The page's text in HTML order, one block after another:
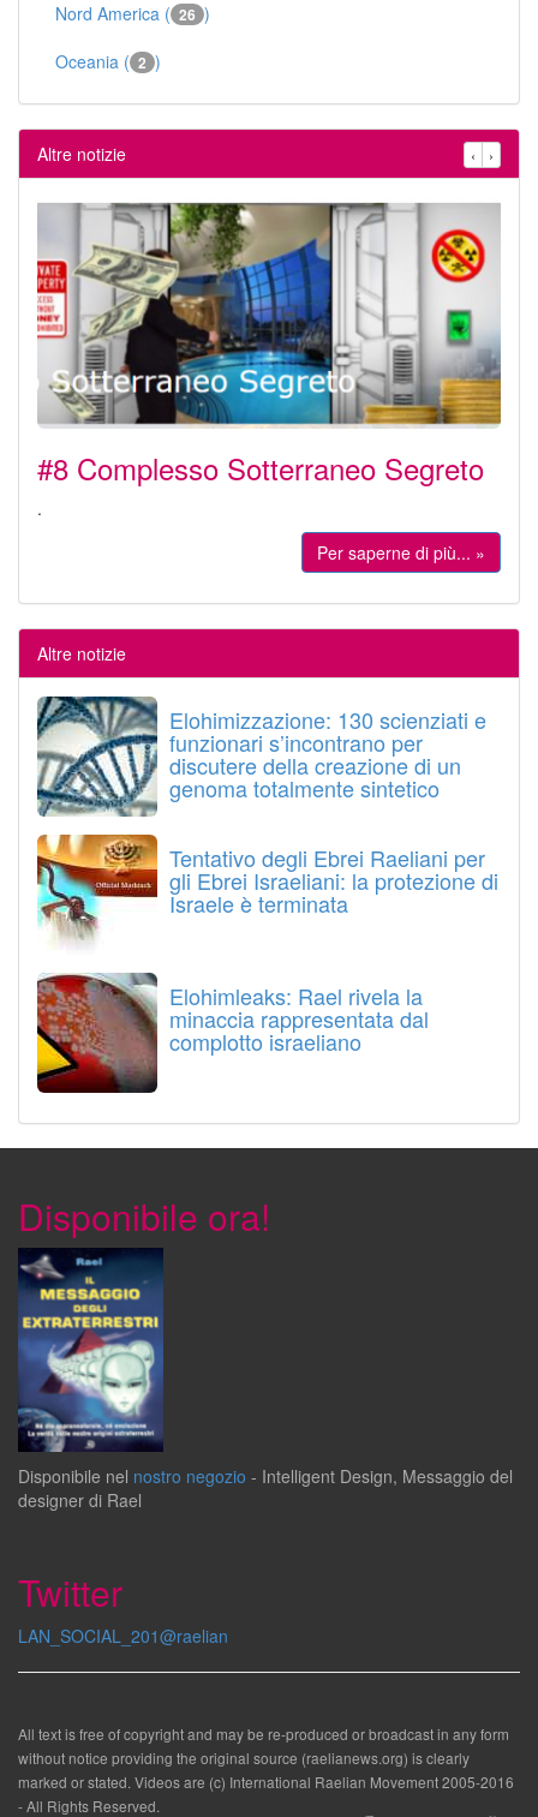
Nord America ( 26 )
Oceania ( 2 )
Altre notizie ‹ ›
#8 Complesso Sotterraneo Segreto
.
Per saperne di più... »
Altre notizie
Elohimizzazione: 130 scienziati e
funzionari s’incontrano per
discutere della creazione di un
genoma totalmente sintetico
Tentativo degli Ebrei Raeliani per
gli Ebrei Israeliani: la protezione di
Israele è terminata
Elohimleaks: Rael rivela la
minaccia rappresentata dal
complotto israeliano
Disponibile ora!
Disponibile nel nostro negozio - Intelligent Design, Messaggio del
designer di Rael
Twitter
LAN_SOCIAL_201@raelian
All text is free of copyright and may be re-produced or broadcast in any form
without notice providing the original source (raelianews.org) is clearly
marked or stated. Videos are (c) International Raelian Movement 2005-2016
- All Rights Reserved.